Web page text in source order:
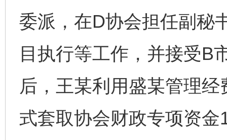
委派，在D协会担任副秘
目执行等工作，并接受B
后，王某利用盛某管理
式套取协会财政专项资